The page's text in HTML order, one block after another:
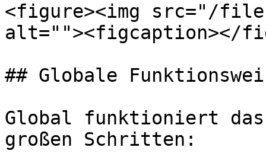
<figure><img src="/files/
alt=""><figcaption></
## Globale
Global funktioniert
großen Schritten: